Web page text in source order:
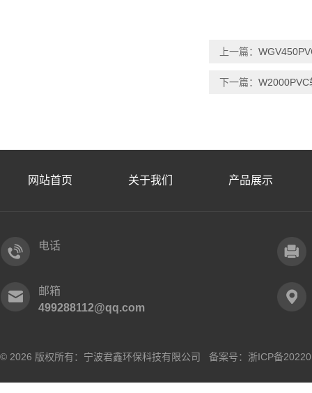
上一篇：
下一篇： W2000PVC
网站首页 关于我们 产品展示
电话
邮箱
499288112@qq.com
© 2026 版权所有：宁波君鑫环保科技有限公司 备案号： 浙ICP备